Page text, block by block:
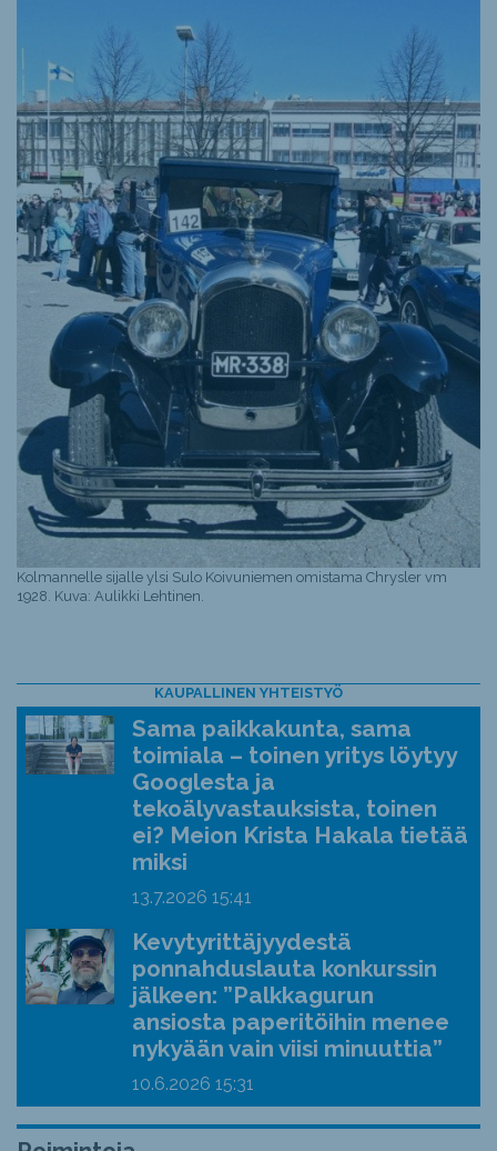
Kolmannelle sijalle ylsi Sulo Koivuniemen omistama Chrysler vm
1928. Kuva: Aulikki Lehtinen.
KAUPALLINEN YHTEISTYÖ
Sama paikkakunta, sama
toimiala – toinen yritys löytyy
Googlesta ja
tekoälyvastauksista, toinen
ei? Meion Krista Hakala tietää
miksi
13.7.2026 15:41
Kevytyrittäjyydestä
ponnahduslauta konkurssin
jälkeen: ”Palkkagurun
ansiosta paperitöihin menee
nykyään vain viisi minuuttia”
10.6.2026 15:31